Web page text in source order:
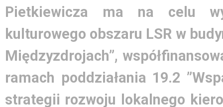
Pietkiewicza ma na celu
kulturowego obszaru LSR w
Międzyzdrojach”,
ramach poddziałania 19.2
strategii rozwoju lokalnego